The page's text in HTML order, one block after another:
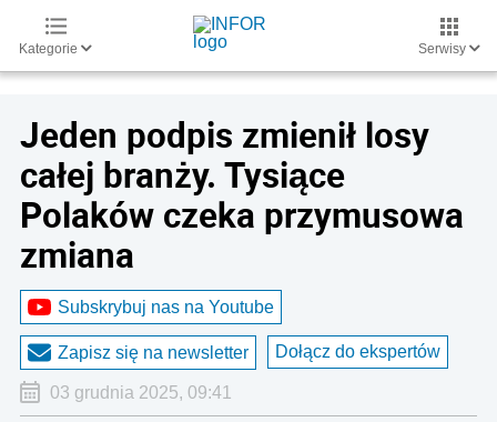
Kategorie Serwisy
Jeden podpis zmienił losy
całej branży. Tysiące
Polaków czeka przymusowa
zmiana
Subskrybuj nas na Youtube
Zapisz się na newsletter Dołącz do ekspertów
03 grudnia 2025, 09:41